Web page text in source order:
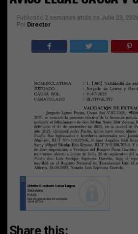
Publicado 2 semanas atrás en Julio 23,
Por Director
Share this: